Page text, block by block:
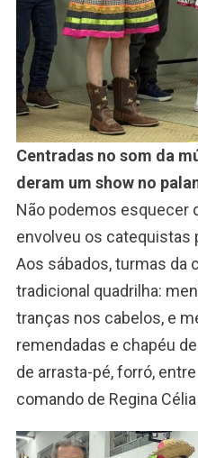
Centradas no som da
deram um show no
Não podemos esquecer
envolveu os catequistas
Aos sábados, turmas da
tradicional quadrilha:
tranças nos cabelos, e
remendadas e chapéu
de arrasta-pé, forró,
comando de Regina